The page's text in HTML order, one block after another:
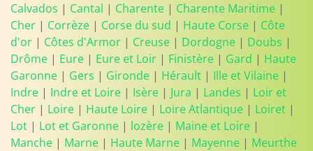
Calvados | Cantal | Charente | Charente Maritime |
Cher | Corrèze | Corse du sud | Haute Corse | Côte
d'or | Côtes d'Armor | Creuse | Dordogne | Doubs |
Drôme | Eure | Eure et Loir | Finistère | Gard | Haute
Garonne | Gers | Gironde | Hérault | Ille et Vilaine |
Indre | Indre et Loire | Isère | Jura | Landes | Loir et
Cher | Loire | Haute Loire | Loire Atlantique | Loiret |
Lot | Lot et Garonne | lozère | Maine et Loire |
Manche | Marne | Haute Marne | Mayenne | Meurthe